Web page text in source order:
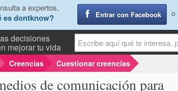
a expertos,
es dontknow? Entrar con Facebook o
decisiones
mejorar tu vida
Creencias Cuestionar creencias
de comunicación para